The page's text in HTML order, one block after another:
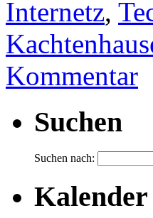
Internetz,
Kommentar
Suchen
Suchen nach:
Kalender